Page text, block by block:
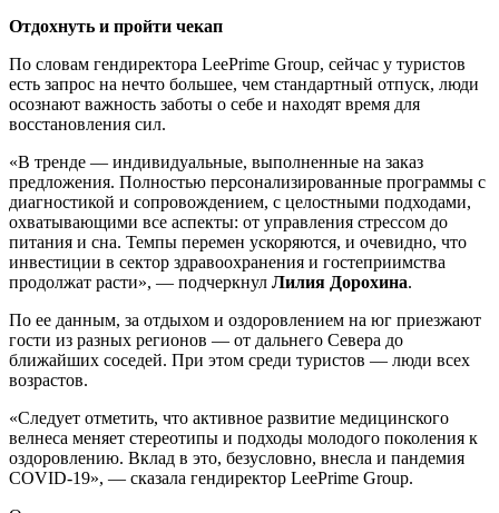
Отдохнуть и пройти чекап
По словам гендиректора LeePrime Group, сейчас у туристов
есть запрос на нечто большее, чем стандартный отпуск, люди
осознают важность заботы о себе и находят время для
восстановления сил.
«В тренде — индивидуальные, выполненные на заказ
предложения. Полностью персонализированные программы с
диагностикой и сопровождением, с целостными подходами,
охватывающими все аспекты: от управления стрессом до
питания и сна. Темпы перемен ускоряются, и очевидно, что
инвестиции в сектор здравоохранения и гостеприимства
продолжат расти», — подчеркнул Лилия Дорохина.
По ее данным, за отдыхом и оздоровлением на юг приезжают
гости из разных регионов — от дальнего Севера до
ближайших соседей. При этом среди туристов — люди всех
возрастов.
«Следует отметить, что активное развитие медицинского
велнеса меняет стереотипы и подходы молодого поколения к
оздоровлению. Вклад в это, безусловно, внесла и пандемия
COVID-19», — сказала гендиректор LeePrime Group.